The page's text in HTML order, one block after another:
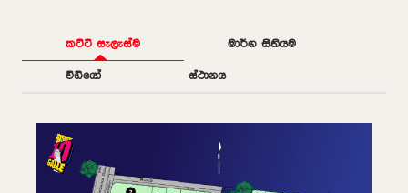
කට්ටි සැලැස්ම මාර්ග සිතියම
වීඩියෝ ස්ථානය